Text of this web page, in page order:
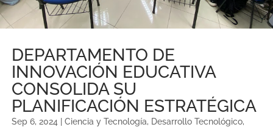
DEPARTAMENTO DE
INNOVACIÓN EDUCATIVA
CONSOLIDA SU
PLANIFICACIÓN ESTRATÉGICA
Sep 6, 2024 Ciencia y Tecnología, Desarrollo Tecnológico,